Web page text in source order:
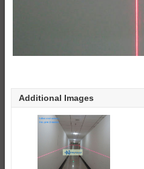
Additional Images